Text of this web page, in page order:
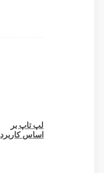
لپ تاپ بر
اساس کاربرد